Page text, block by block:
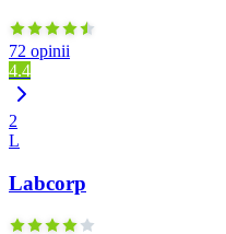
72 opinii
4.4
2
L
Labcorp